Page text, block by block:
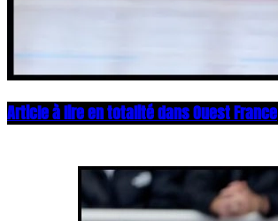
Article à lire en totalité dans Ouest France